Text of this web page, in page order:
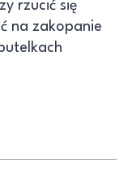
rzucić się
na zakopanie